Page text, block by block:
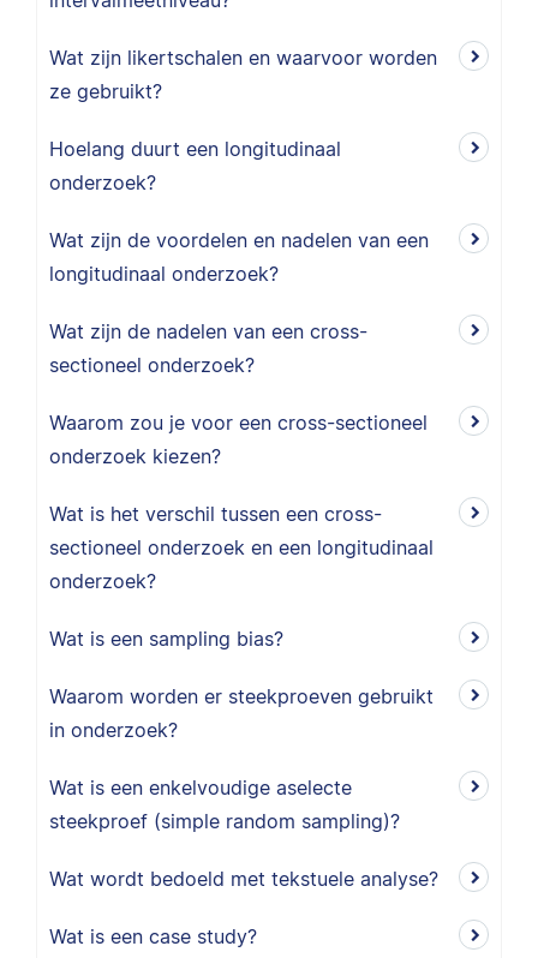
Wat zijn likertschalen en waarvoor worden
ze gebruikt?
Hoelang duurt een longitudinaal
onderzoek?
Wat zijn de voordelen en nadelen van een
longitudinaal onderzoek?
Wat zijn de nadelen van een cross-
sectioneel onderzoek?
Waarom zou je voor een cross-sectioneel
onderzoek kiezen?
Wat is het verschil tussen een cross-
sectioneel onderzoek en een longitudinaal
onderzoek?
Wat is een sampling bias?
Waarom worden er steekproeven gebruikt
in onderzoek?
Wat is een enkelvoudige aselecte
steekproef (simple random sampling)?
Wat wordt bedoeld met tekstuele analyse?
Wat is een case study?